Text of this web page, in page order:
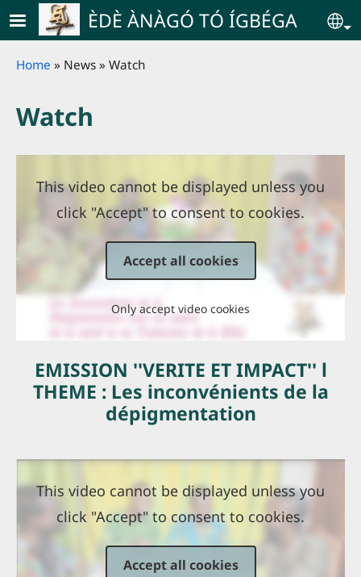
Skip to main contentÈDÈ ÀNÀGÓ TÓ ÍGBÉGA
Breadcrumb
Home News Watch
Watch
This video cannot be displayed unless you
click "Accept" to consent to cookies.
Accept all cookies
Only accept video cookies
EMISSION ''VERITE ET IMPACT'' l
THEME : Les inconvénients de la
dépigmentation
This video cannot be displayed unless you
click "Accept" to consent to cookies.
Accept all cookies